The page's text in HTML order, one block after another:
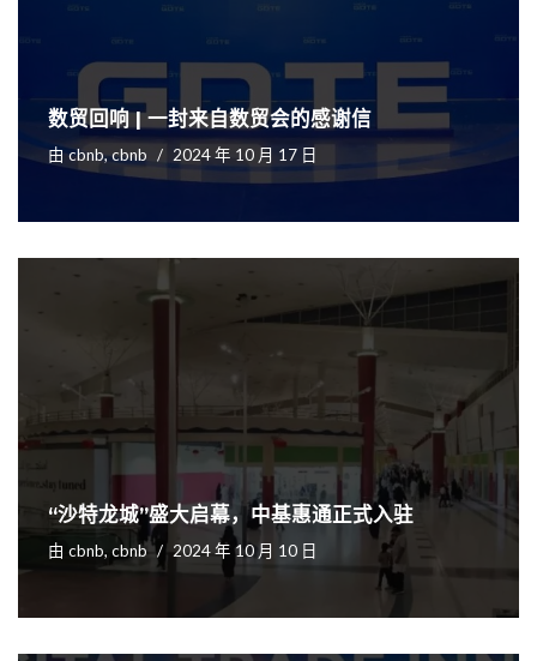
数贸回响 | 一封来自数贸会的感谢信
由cbnb, cbnb 2024 年 10 月 17 日
“沙特龙城”盛大启幕，中基惠通正式入驻
由 cbnb, cbnb 2024 年 10 月 10 日